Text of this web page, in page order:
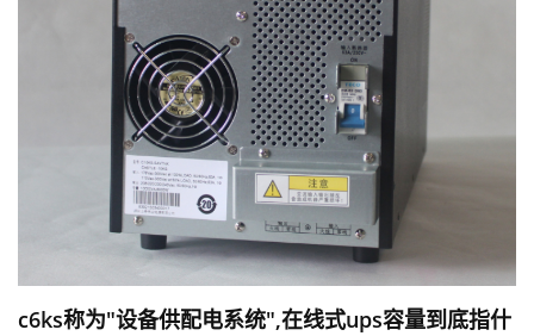
c6ks称为"设备供配电系统",在线式ups容量到底指什